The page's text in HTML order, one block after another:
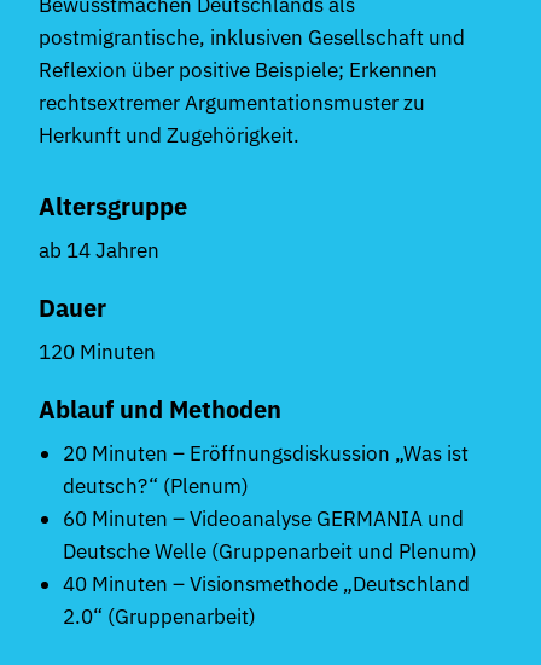
postmigrantische, inklusiven Gesellschaft und
Reflexion über positive Beispiele; Erkennen
rechtsextremer Argumentationsmuster zu
Herkunft und Zugehörigkeit.
Altersgruppe
ab 14 Jahren
Dauer
120 Minuten
Ablauf und Methoden
20 Minuten – Eröffnungsdiskussion „Was ist
deutsch?“ (Plenum)
60 Minuten – Videoanalyse GERMANIA und
Deutsche Welle (Gruppenarbeit und Plenum)
40 Minuten – Visionsmethode „Deutschland
2.0“ (Gruppenarbeit)